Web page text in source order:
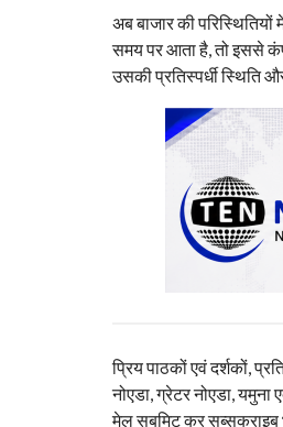
अब बाजार की
समय पर आता है, तो इससे
उसकी प्रतिस्पर्धी स्थिति
प्रिय पाठकों एवं दर्शकों,
नोएडा, ग्रेटर नोएडा,
मेल सबमिट कर सब्सक्राइब